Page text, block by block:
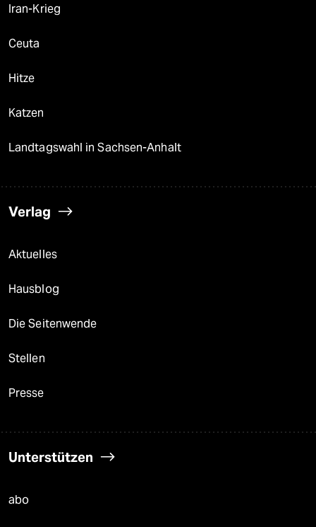
Iran-Krieg
Ceuta
Hitze
Katzen
Landtagswahl in Sachsen-Anhalt
Verlag
Aktuelles
Hausblog
Die Seitenwende
Stellen
Presse
Unterstützen
abo